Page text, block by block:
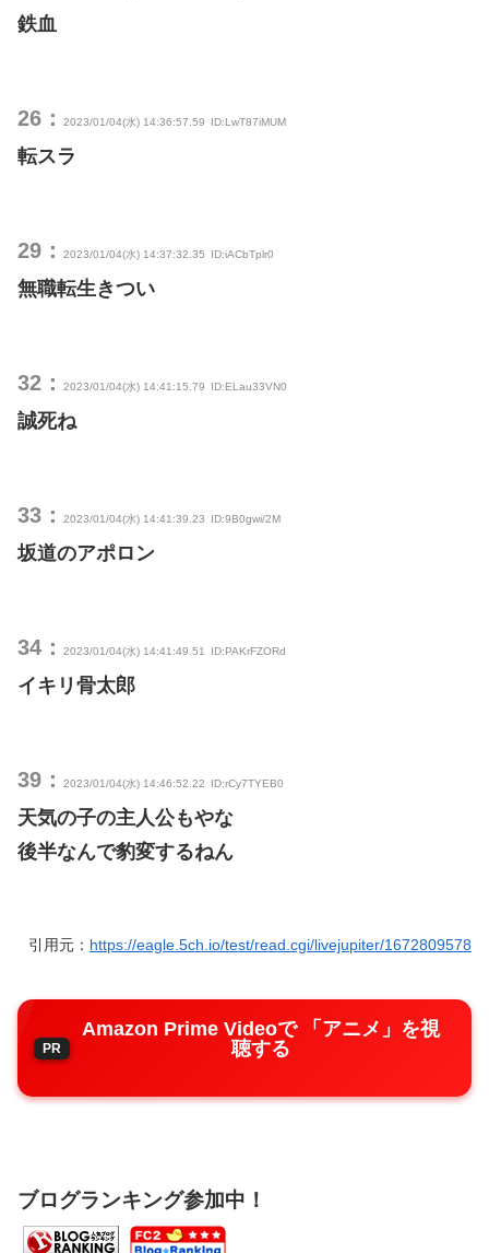
鉄血
26： 2023/01/04(水) 14:36:57.59 ID:LwT87iMUM
転スラ
29： 2023/01/04(水) 14:37:32.35 ID:iACbTplr0
無職転生きつい
32： 2023/01/04(水) 14:41:15.79 ID:ELau33VN0
誠死ね
33： 2023/01/04(水) 14:41:39.23 ID:9B0gwi/2M
坂道のアポロン
34： 2023/01/04(水) 14:41:49.51 ID:PAKrFZORd
イキリ骨太郎
39： 2023/01/04(水) 14:46:52.22 ID:rCy7TYEB0
天気の子の主人公もやな
後半なんで豹変するねん
引用元： https://eagle.5ch.io/test/read.cgi/livejupiter/1672809578
Amazon Prime Videoで 「アニメ」を視
聴する
ブログランキング参加中！